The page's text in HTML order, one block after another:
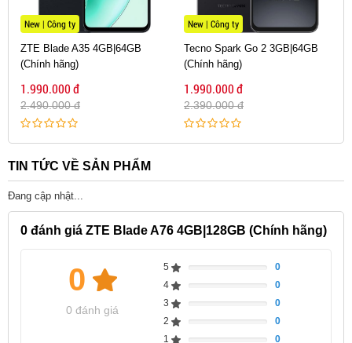
New | Công ty
ZTE Blade A35 4GB|64GB
(Chính hãng)
1.990.000 đ
2.490.000 đ
New | Công ty
Tecno Spark Go 2 3GB|64GB
(Chính hãng)
1.990.000 đ
2.390.000 đ
TIN TỨC VỀ SẢN PHẨM
Đang cập nhật...
0 đánh giá ZTE Blade A76 4GB|128GB (Chính hãng)
0
0 đánh giá
5
0
4
0
3
0
2
0
1
0